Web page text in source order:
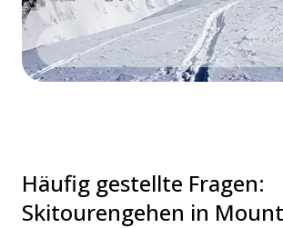
Häufig gestellte Fragen:
Skitourengehen in